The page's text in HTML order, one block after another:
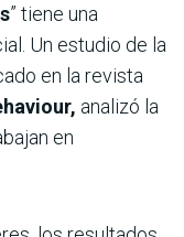
” tiene una
Un estudio de la
en la revista
analizó la
en